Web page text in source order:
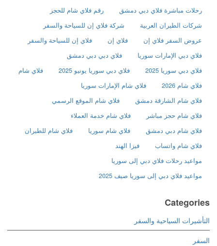
رحلات مباشرة فلاي دبي دمشق
رقم فلاي شام للحجز
شركات الطيران العربية
شركة فلاي إن للسياحة والسفر
عروض السفر فلاي إن
فلاي إن
فلاي إن للسياحة والسفر
فلاي دبي الإمارات سوريا
فلاي دبي دبي دمشق
فلاي دبي سوريا 2025
فلاي دبي سوريا يونيو 2025
فلاي شام
فلاي شام 2026
فلاي شام الإمارات سوريا
فلاي شام الشارقة دمشق
فلاي شام الموقع الرسمي
فلاي شام حجز مباشر
فلاي شام خدمة العملاء
فلاي شام دبي دمشق
فلاي شام سوريا
فلاي شام للطيران
فلاي شام واتساب
فيزا الهند
مواعيد رحلات فلاي دبي إلى سوريا
مواعيد فلاي دبي إلى سوريا صيف 2025
Categories
التأشيرات السياحية والسفر
السفر